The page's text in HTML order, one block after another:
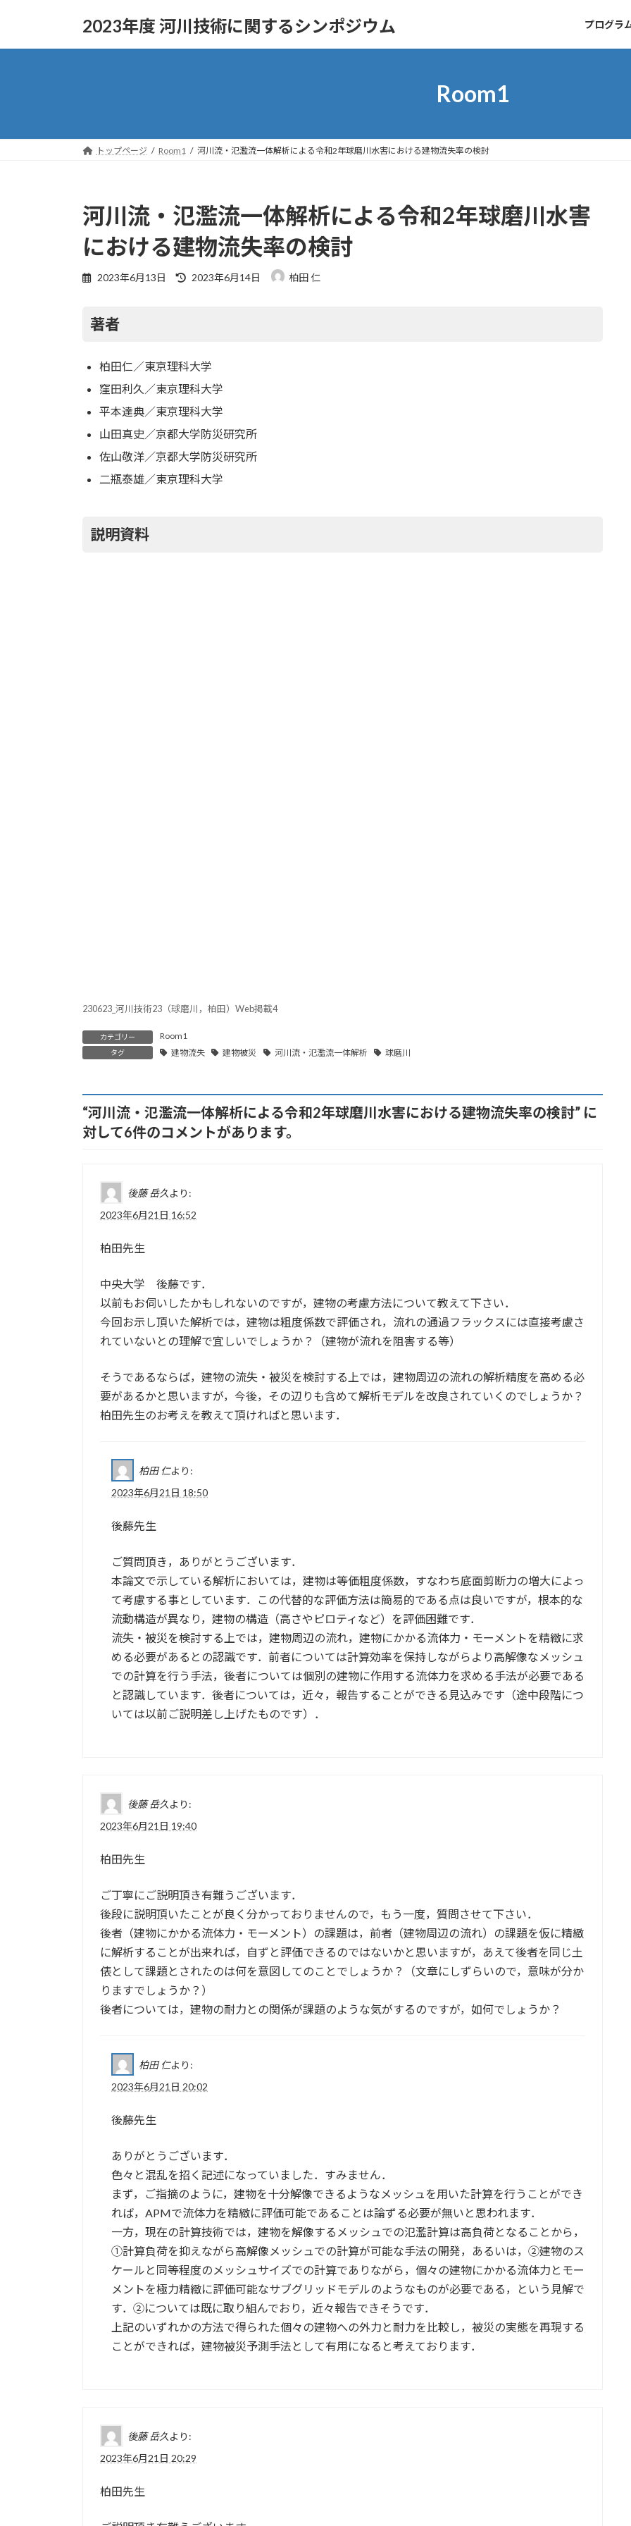
ッ
移
2023年度 河川技術に関するシンポジウム プログラ
Room1
トップページ Room1 河川流・氾濫流一体解析による令和2年球磨川水害における建物流失率の検討
河川流・氾濫流一体解析による令和2年球磨川水害
における建物流失率の検討
2023年6月13日
最
2023年6月14日 柏田 仁
著者
柏田仁／東京理科大学
窪田利久／東京理科大学
平本達典／東京理科大学
山田真史／京都大学防災研究所
佐山敬洋／京都大学防災研究所
二瓶泰雄／東京理科大学
説明資料
230623_河川技術23（球磨川，柏田）Web掲載4
カテゴリー Room1
タグ 建物流失 建物被災 河川流・氾濫流一体解析 球磨川
“河川流・氾濫流一体解析による令和2年球磨川水害における建物流失率の検討” に
対して6件のコメントがあります。
後藤 岳久 より:
2023年6月21日 16:52
柏田先生
中央大学 後藤です．
以前もお伺いしたかもしれないのですが，建物の考慮方法について教えて下さい．
今回お示し頂いた解析では，建物は粗度係数で評価され，流れの通過フラックスには直接考慮さ
れていないとの理解で宜しいでしょうか？（建物が流れを阻害する等）
そうであるならば，建物の流失・被災を検討する上では，建物周辺の流れの解析精度を高める必
要があるかと思いますが，今後，その辺りも含めて解析モデルを改良されていくのでしょうか？
柏田先生のお考えを教えて頂ければと思います．
柏田 仁より:
2023年6月21日 18:50
後藤先生
ご質問頂き，ありがとうございます．
本論文で示している解析においては，建物は等価粗度係数，すなわち底面剪断力の増大によっ
て考慮する事としています．この代替的な評価方法は簡易的である点は良いですが，根本的な
流動構造が異なり，建物の構造（高さやピロティなど）を評価困難です．
流失・被災を検討する上では，建物周辺の流れ，建物にかかる流体力・モーメントを精緻に求
める必要があるとの認識です．前者については計算効率を保持しながらより高解像なメッシュ
での計算を行う手法，後者については個別の建物に作用する流体力を求める手法が必要である
と認識しています．後者については，近々，報告することができる見込みです（途中段階につ
いては以前ご説明差し上げたものです）．
後藤 岳久 より:
2023年6月21日 19:40
柏田先生
ご丁寧にご説明頂き有難うございます．
後段に説明頂いたことが良く分かっておりませんので，もう一度，質問させて下さい．
後者（建物にかかる流体力・モーメント）の課題は，前者（建物周辺の流れ）の課題を仮に精緻
に解析することが出来れば，自ずと評価できるのではないかと思いますが，あえて後者を同じ土
俵として課題とされたのは何を意図してのことでしょうか？（文章にしずらいので，意味が分か
りますでしょうか？）
後者については，建物の耐力との関係が課題のような気がするのですが，如何でしょうか？
柏田 仁より:
2023年6月21日 20:02
後藤先生
ありがとうございます．
色々と混乱を招く記述になっていました．すみません．
まず，ご指摘のように，建物を十分解像できるようなメッシュを用いた計算を行うことができ
れば，APMで流体力を精緻に評価可能であることは論ずる必要が無いと思われます．
一方，現在の計算技術では，建物を解像するメッシュでの氾濫計算は高負荷となることから，
①計算負荷を抑えながら高解像メッシュでの計算が可能な手法の開発，あるいは，②建物のス
ケールと同等程度のメッシュサイズでの計算でありながら，個々の建物にかかる流体力とモー
メントを極力精緻に評価可能なサブグリッドモデルのようなものが必要である，という見解で
す．②については既に取り組んでおり，近々報告できそうです．
上記のいずれかの方法で得られた個々の建物への外力と耐力を比較し，被災の実態を再現する
ことができれば，建物被災予測手法として有用になると考えております．
後藤 岳久 より:
2023年6月21日 20:29
柏田先生